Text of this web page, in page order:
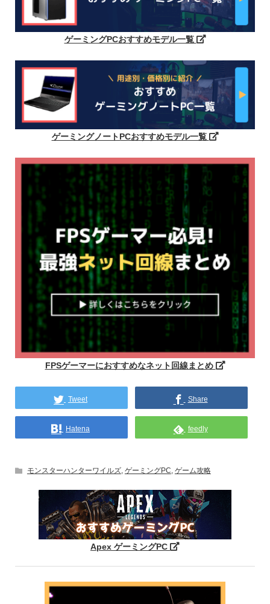
ゲーミングPCおすすめモデル一覧
ゲーミングノートPCおすすめモデル一覧
FPSゲーマーにおすすめなネット回線まとめ
Tweet Share
Hatena feedly
モンスターハンターワイルズ, ゲーミングPC, ゲーム攻略
Apex ゲーミングPC